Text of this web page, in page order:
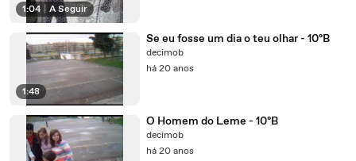
1:04 A Seguir
1:48
Se eu fosse um dia o teu olhar - 10ºB
decimob
há 20 anos
O Homem do Leme - 10ºB
decimob
há 20 anos